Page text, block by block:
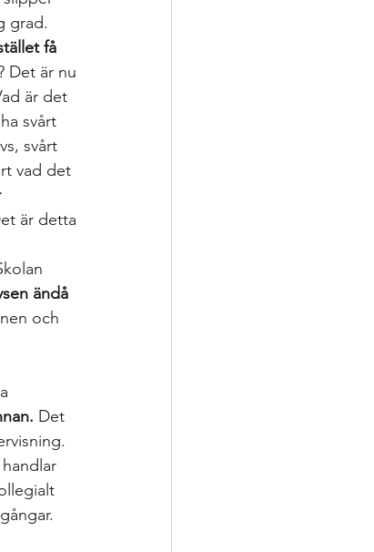
grad.
få
Det är nu
är det
svårt
svårt
vad det
är detta
ändå
och
Det